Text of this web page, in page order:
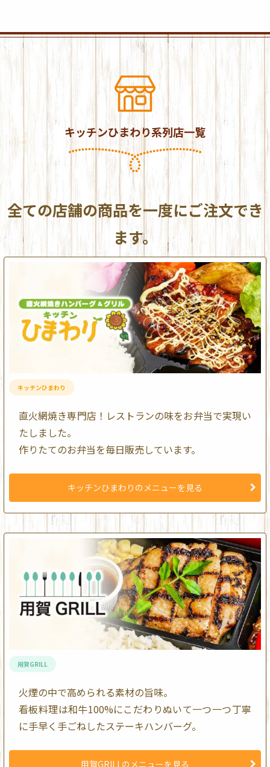
メ
ニ
キッチンひまわり系列店一覧
全ての店舗の商品を一度にご注文でき
ます。
キッチンひまわり
直火網焼き専門店！レストランの味をお弁当で実現い
たしました。
作りたてのお弁当を毎日販売しています。
キッチンひまわりのメニューを見る
用賀GRILL
火煙の中で高められる素材の旨味。
看板料理は和牛100%にこだわりぬいて一つ一つ丁寧
に手早く手ごねしたステーキハンバーグ。
用賀GRILLのメニューを見る